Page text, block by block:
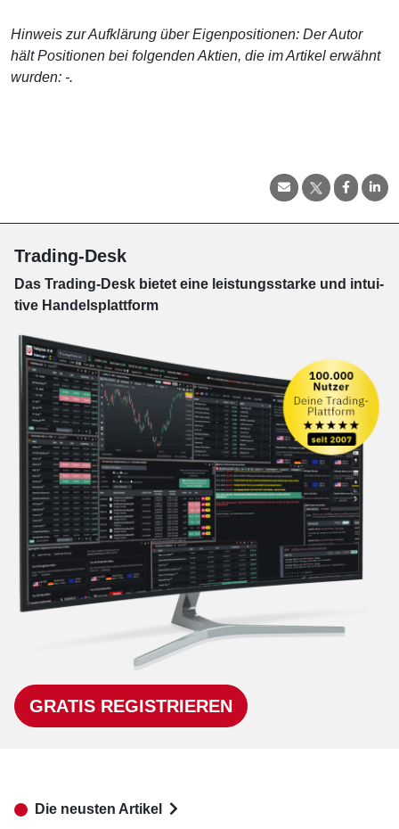
Hinweis zur Aufklärung über Eigenpositionen: Der Autor
hält Positionen bei folgenden Aktien, die im Artikel erwähnt
wurden: -.
Trading-Desk
Das Trading-Desk bie­tet eine leis­tungs­star­ke und in­tui­
tive Han­dels­platt­form
GRATIS REGISTRIEREN
Die neusten Artikel